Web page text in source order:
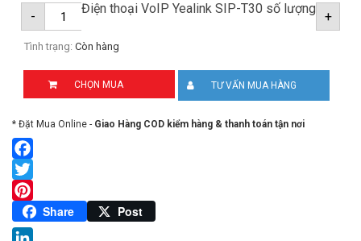
- Điện thoại VoIP Yealink SIP-T30 số lượng +
Tình trạng: Còn hàng
CHỌN MUA TƯ VẤN MUA HÀNG
* Đặt Mua Online - Giao Hàng COD kiểm hàng & thanh toán tận nơi
Facebook
Twitter
Pinterest
Share Post